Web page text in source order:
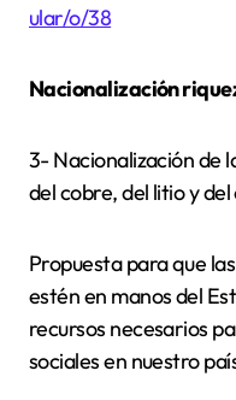
ular/o/38
Nacionalización
3- Nacionalización de
del cobre, del litio y del
Propuesta para que
estén en manos del
recursos necesarios
sociales en nuestro